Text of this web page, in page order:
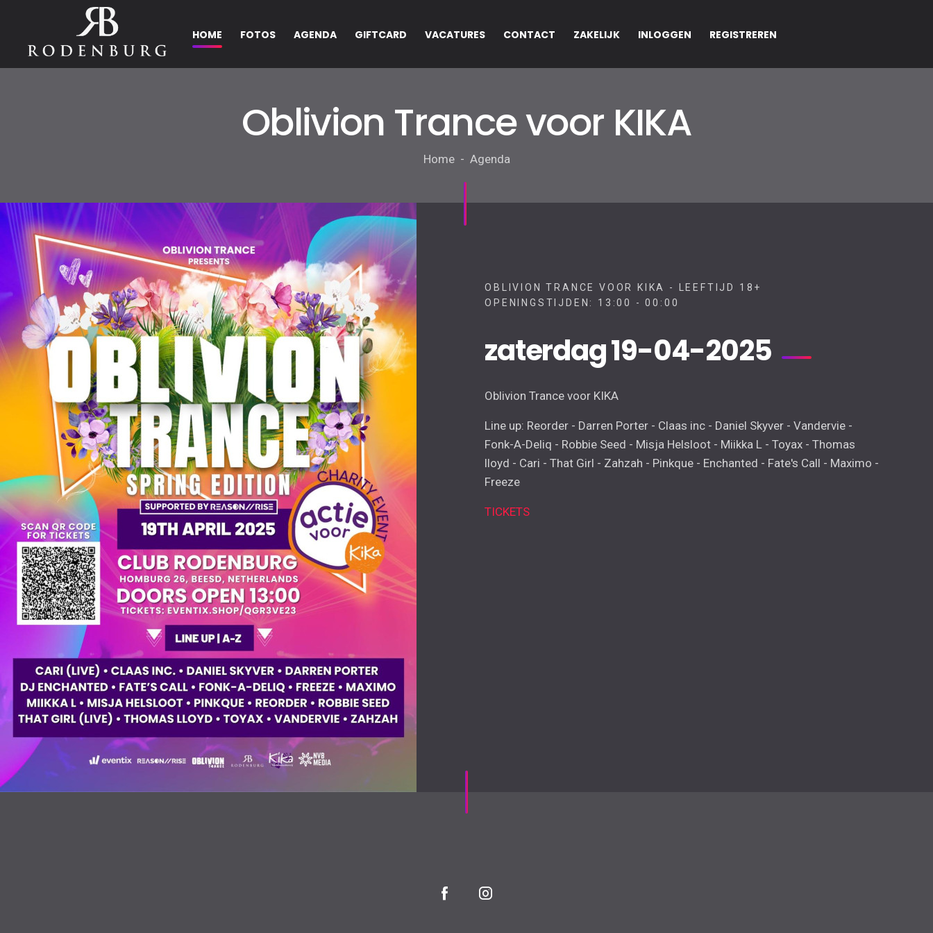
HOME FOTOS AGENDA GIFTCARD VACATURES CONTACT ZAKELIJK INLOGGEN REGISTREREN
Oblivion Trance voor KIKA
Home - Agenda
OBLIVION TRANCE VOOR KIKA - LEEFTIJD 18+
OPENINGSTIJDEN: 13:00 - 00:00
zaterdag 19-04-2025
Oblivion Trance voor KIKA
Line up: Reorder - Darren Porter - Claas inc - Daniel Skyver - Vandervie -
Fonk-A-Deliq - Robbie Seed - Misja Helsloot - Miikka L - Toyax - Thomas
lloyd - Cari - That Girl - Zahzah - Pinkque - Enchanted - Fate's Call - Maximo -
Freeze
TICKETS